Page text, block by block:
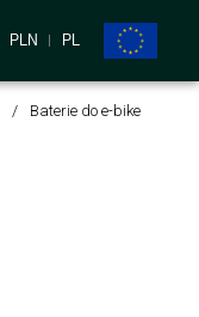
PLN PL
Baterie do e-bike